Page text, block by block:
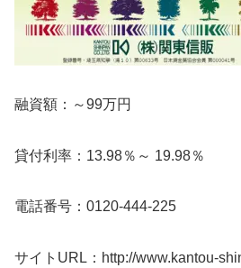
融資額：～99万円
貸付利率：13.98％～ 19.98％
電話番号：0120-444-225
サイトURL：http://www.kantou-